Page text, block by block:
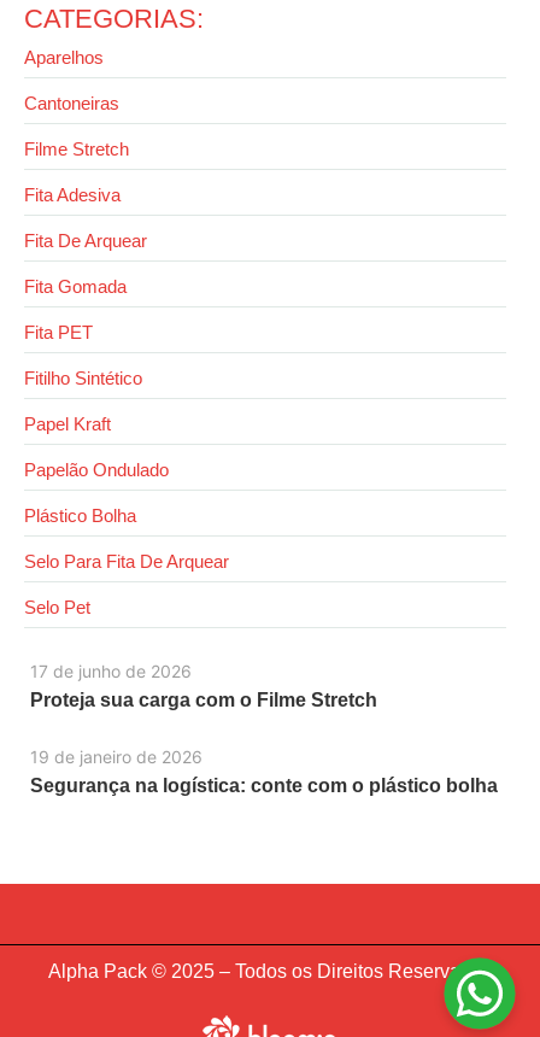
17 de junho de 2026
Proteja sua carga com o Filme Stretch
19 de janeiro de 2026
Segurança na logística: conte com o plástico bolha
CATEGORIAS:
Aparelhos
Cantoneiras
Filme Stretch
Fita Adesiva
Fita De Arquear
Fita Gomada
Fita PET
Fitilho Sintético
Papel Kraft
Papelão Ondulado
Plástico Bolha
Selo Para Fita De Arquear
Selo Pet
Alpha Pack © 2025 – Todos os Direitos Reservados